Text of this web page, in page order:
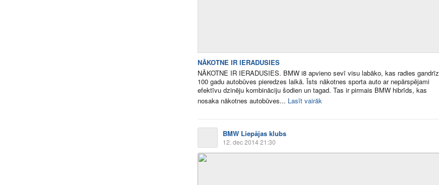
NĀKOTNE IR IERADUSIES
NĀKOTNE IR IERADUSIES. BMW i8 apvieno sevī visu labāko, kas radies gandrīz
100 gadu autobūves pieredzes laikā. Īsts nākotnes sporta auto ar nepārspējami
efektīvu dzinēju kombināciju šodien un tagad. Tas ir pirmais BMW hibrīds, kas
nosaka nākotnes autobūves... Lasīt vairāk
BMW Liepājas klubs
12. dec 2014 21:30